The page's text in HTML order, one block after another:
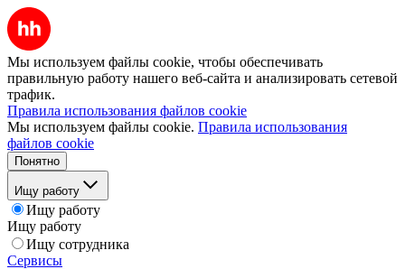
Мы используем файлы cookie, чтобы обеспечивать
правильную работу нашего веб-сайта и анализировать сетевой
трафик.
Правила использования файлов cookie
Мы используем файлы cookie. Правила использования
файлов cookie
Понятно
Ищу работу
Ищу работу
Ищу работу
Ищу сотрудника
Сервисы